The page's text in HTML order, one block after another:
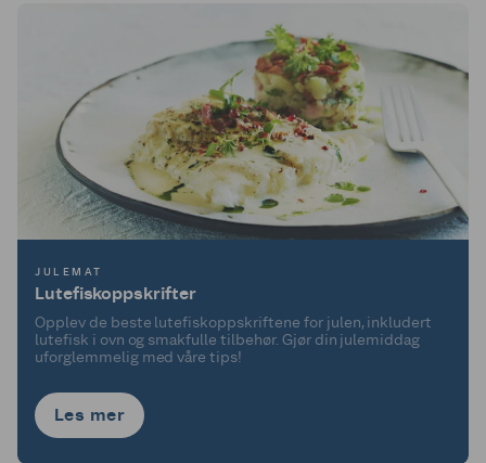
JULEMAT
Lutefiskoppskrifter
Opplev de beste lutefiskoppskriftene for julen, inkludert
lutefisk i ovn og smakfulle tilbehør. Gjør din julemiddag
uforglemmelig med våre tips!
Les mer